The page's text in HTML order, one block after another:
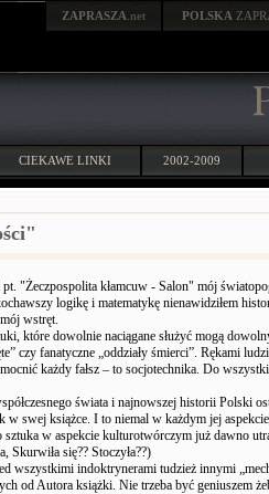
ZAPRASZA .net POLSKA
CIEKAWE LINKI 2002-2009
"Żeczpospolita kłamcuw - Salon" mój
logikę i matematykę nienawidziłem
wstręt.
które dowolnie naciągane służyć mogą
czy fanatyczne „oddziały śmierci”. Rękami
każdy fałsz – to socjotechnika. Do
świata i najnowszej historii Polski
w swej książce. I to niemal w każdym jej
w aspekcie kulturotwórczym już dawno
Skurwiła się?? Stoczyła??)
wszystkimi indoktrynerami tudzież innymi
od Autora książki. Nie trzeba być geniuszem